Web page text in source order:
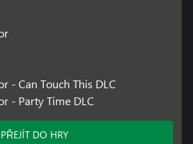
- Can Touch This DLC
- Party Time DLC
PŘEJÍT DO HRY